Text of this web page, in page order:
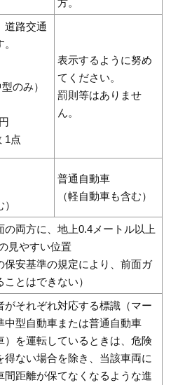
方。
道路交通
のみ）
1点
表示するように努め
てください。
罰則等はありませ
ん。
普通自動車
（軽自動車も含む）
の両方に、地上0.4メートル以上
見やすい位置
保安基準の規定により、前面ガ
とはできない）
がそれぞれ対応する標識（マー
中型自動車または普通自動車
）を運転しているときは、危険
得ない場合を除き、当該車両に
間距離が保てなくなるような進